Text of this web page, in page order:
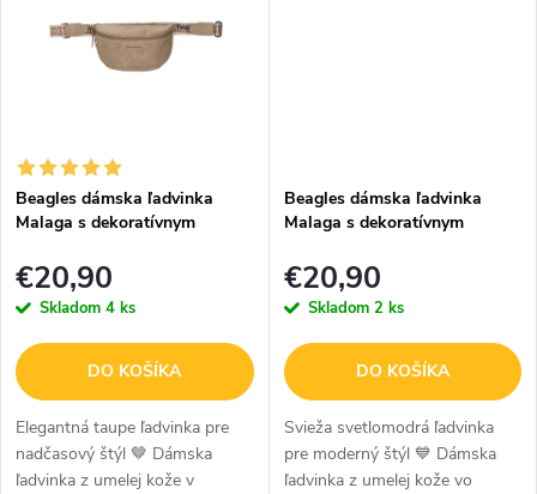
Beagles dámska ľadvinka
Malaga s dekoratívnym
€20,90
Skladom 4 ks
DO KOŠÍKA
Elegantná taupe ľadvinka pre
nadčasový štýl 🤎 Dámska
ľadvinka z umelej kože v
Beagles dámska ľadvinka
Malaga s dekoratívnym
€20,90
Skladom 2 ks
DO KOŠÍKA
Svieža svetlomodrá ľadvinka
pre moderný štýl 💙 Dámska
ľadvinka z umelej kože vo